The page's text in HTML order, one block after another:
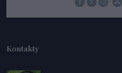
Kontakty